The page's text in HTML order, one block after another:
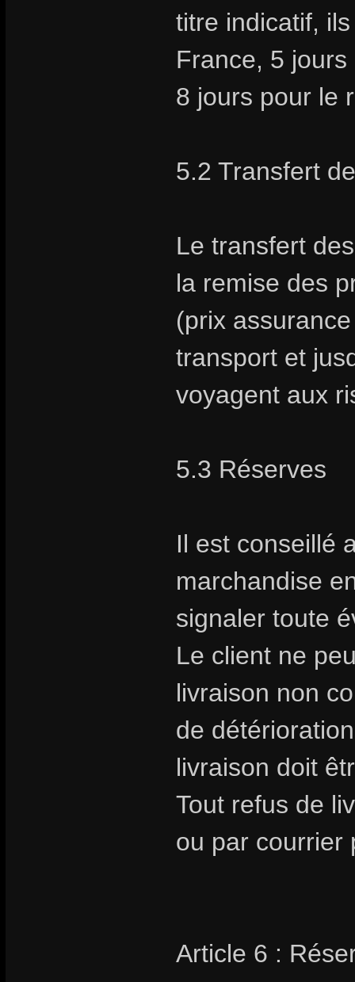
titre indicatif,
France, 5
8 jours pour le
5.2 Transfert
Le transfert
la remise des
(prix
transport et
voyagent aux
5.3 Réserves
Il est conseillé
marchandise
signaler toute
Le client ne
livraison non
de
livraison doit
Tout refus de
ou par courrier
Article 6 :